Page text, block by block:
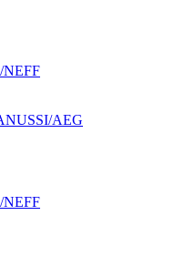
NEFF
AEG
NEFF